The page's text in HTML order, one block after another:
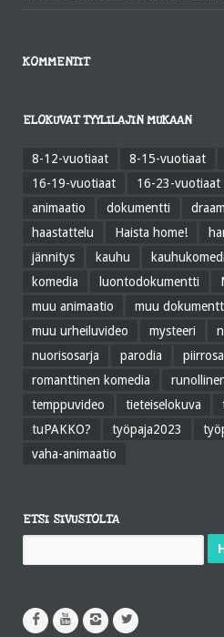
KOMMENTIT
ELOKUVAT TYYLILAJIN MUKAAN
8-12-vuotiaat 8-15-vuotiaat
16-19-vuotiaat
16-23-vuotiaat
animaatio
dokumentti
haastattelu
Haista home!
jännitys
kauhu
komedia
luontodokumentti
muu animaatio
muu
muu urheiluvideo
mysteeri
nuorisosarja
parodia
romanttinen komedia
temppuvideo
tieteiselokuva
tuPAKKO?
työpaja2023
vaha-animaatio
ETSI SIVUSTOLTA